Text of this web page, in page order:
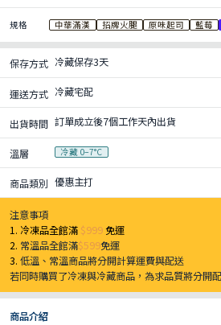
規格 中華滿漢 招牌火腿 原味起司 藍莓
保存方式 冷藏保存3天
運送方式 冷藏宅配
出貨時間 訂單成立後7個工作天內出貨
溫層 冷藏 0–7°C
商品類別 優惠主打
注意事項
1. 冷凍品全館滿 $999免運
2. 常溫品全館滿$599免運
3.低溫、常溫商品將分開計算運費與配送
若同時購買了冷凍與冷藏商品，為求品質將分開
商品介紹